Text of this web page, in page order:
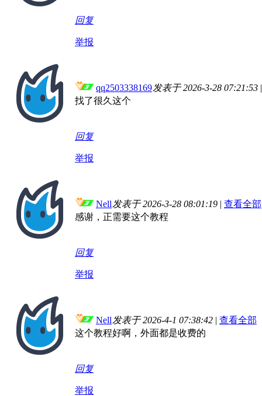
回复
举报
qq2503338169发表于 2026-3-28 07:21:53 |
找了很久这个
回复
举报
Nell发表于 2026-3-28 08:01:19 | 查看全部
感谢，正需要这个教程
回复
举报
Nell发表于 2026-4-1 07:38:42 | 查看全部
这个教程好啊，外面都是收费的
回复
举报